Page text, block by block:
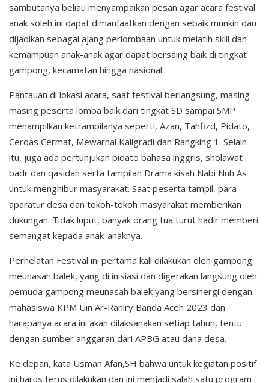
sambutanya beliau menyampaikan pesan agar acara festival
anak soleh ini dapat dimanfaatkan dengan sebaik munkin dan
dijadikan sebagai ajang perlombaan untuk melatih skill dan
kemampuan anak-anak agar dapat bersaing baik di tingkat
gampong, kecamatan hingga nasional.
Pantauan di lokasi acara, saat festival berlangsung, masing-
masing peserta lomba baik dari tingkat SD sampai SMP
menampilkan ketrampilanya seperti, Azan, Tahfizd, Pidato,
Cerdas Cermat, Mewarnai Kaligradi dan Rangking 1. Selain
itu, juga ada pertunjukan pidato bahasa inggris, sholawat
badr dan qasidah serta tampilan Drama kisah Nabi Nuh As
untuk menghibur masyarakat. Saat peserta tampil, para
aparatur desa dan tokoh-tokoh masyarakat memberikan
dukungan. Tidak luput, banyak orang tua turut hadir memberi
semangat kepada anak-anaknya.
Perhelatan Festival ini pertama kali dilakukan oleh gampong
meunasah balek, yang di inisiasi dan digerakan langsung oleh
pemuda gampong meunasah balek yang bersinergi dengan
mahasiswa KPM Uin Ar-Raniry Banda Aceh 2023 dan
harapanya acara ini akan dilaksanakan setiap tahun, tentu
dengan sumber anggaran dari APBG atau dana desa.
Ke depan, kata Usman Afan,SH bahwa untuk kegiatan positif
ini harus terus dilakukan dan ini menjadi salah satu program